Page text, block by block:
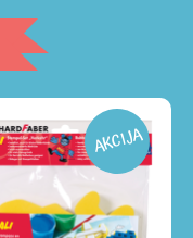
AKCIJA